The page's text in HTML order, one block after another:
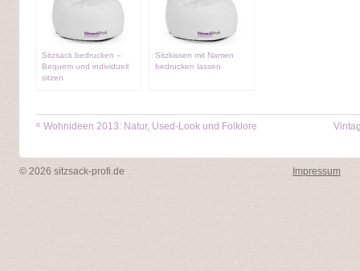
Sitzsack bedrucken –
Bequem und individuell
sitzen
Sitzkissen mit Namen
bedrucken lassen
« Wohnideen 2013: Natur, Used-Look und Folklore
Impressum
© 2026 sitzsack-profi.de